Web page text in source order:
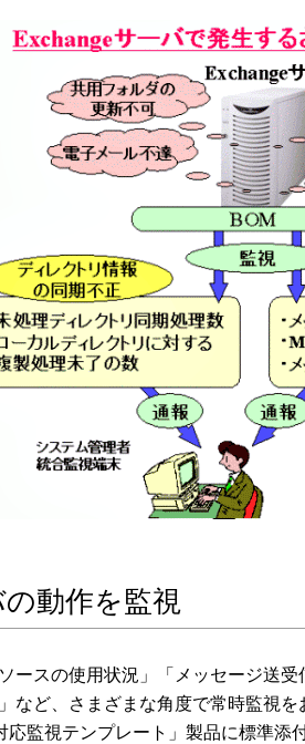
動作を監視
ースの使用状況」「メッセージ送受
など、さまざまな角度で常時監視を
応監視テンプレート」製品に標準添